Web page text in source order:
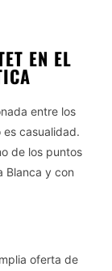
EN EL
entre los
casualidad.
de los puntos
Blanca y con
oferta de